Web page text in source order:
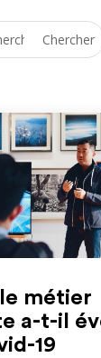
métier
a-t-il
19